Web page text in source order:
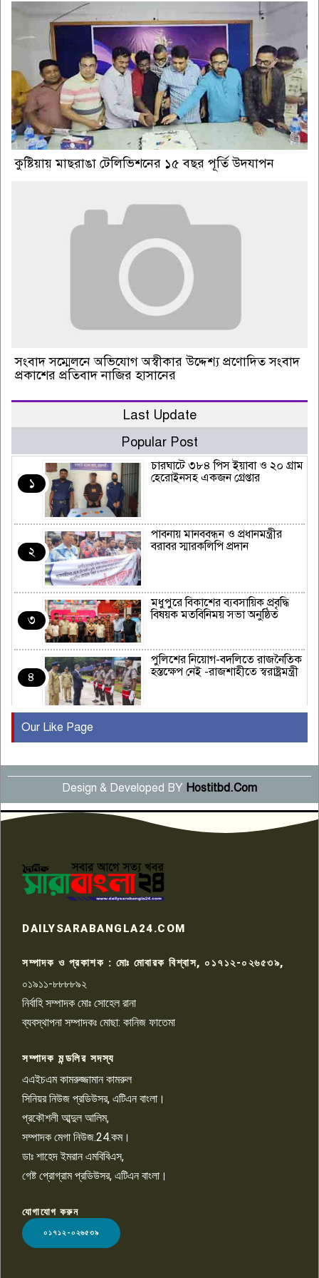
কুষ্টিয়ায় মাছরাঙা টেলিভিশনের ১৫ বছর পূর্তি উদযাপন
সংবাদ সম্মেলনে অভিযোগ অস্বীকার উদ্দেশ্য প্রণোদিত সংবাদ
প্রকাশের প্রতিবাদ নাজির হাসানের
Last Update
Popular Post
১
চারঘাটে ৩৮৪ পিস ইয়াবা ও ২০ গ্রাম
হেরোইনসহ একজন গ্রেপ্তার
২
পাবনায় মানববন্ধন ও প্রধানমন্ত্রীর
বরাবর স্মারকলিপি প্রদান
৩
মধুপুরে বিকাশের ব্যবসায়িক প্রবৃদ্ধি
বিষয়ক মতবিনিময় সভা অনুষ্ঠিত
৪
পুলিশের নিয়োগ-বদলিতে রাজনৈতিক
হস্তক্ষেপ নেই -রাজশাহীতে স্বরাষ্ট্রমন্ত্রী
৫
বছর পূর্তি উদযাপন
৬
সংবাদ সম্মেলনে অভিযোগ অস্বীকার
উদ্দেশ্য প্রণোদিত সংবাদ প্রকাশের
প্রতিবাদ নাজির হাসানের
৭
কেটে ঘরে ঢুকে স্কুল শিক্ষিকাকে হত্যা
টয়লেটের ট্যাংকি থেকে লাশ উদ্ধার
রাজশাহীতে সন্ত্রাসী হামলায় গুরুতর
চাঁদাবাজি ও হয়রানির অভিযোগ
১০
Our Like Page
Design & Developed BY Hostitbd.Com
LOGO
DAILYSARABANGLA24.COM
সম্পাদক ও প্রকাশক : মোঃ মোবারক বিশ্বাস, ০১৭১২-০২৬৫৩৯,
০১৯১১-৮৮৮৮৯২
নির্বাহি সম্পাদক মোঃ সোহেল রানা
ব্যবস্থাপনা সম্পাদকঃ মোছা: কানিজ ফাতেমা
সম্পাদক মন্ডলির সদস্য
এএইচএম কামরুজ্জামান কামরুল
সিনিয়র নিউজ প্রডিউসর, এটিএন বাংলা।
প্রকৌশলী আব্দুল আলিম,
সম্পাদক মেগা নিউজ.24.কম।
ডাঃ শাহেদ ইমরান এমবিবিএস,
গেষ্ট প্রোগ্রাম প্রডিউসর, এটিএন বাংলা।
যোগাযোগ করুন
০১৭১২-০২৬৫৩৯